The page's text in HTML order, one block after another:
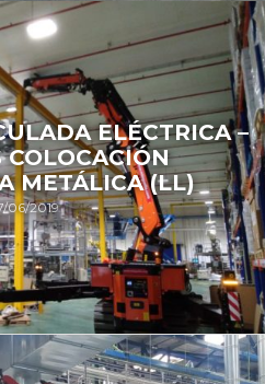
ELÉCTRICA –
COLOCACIÓN
METÁLICA (LL)
06/2019